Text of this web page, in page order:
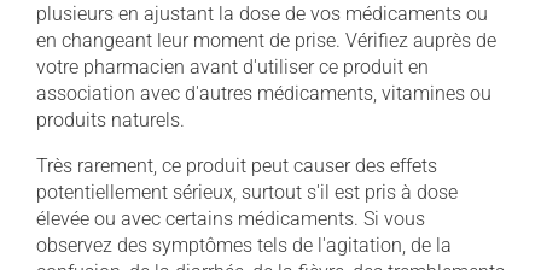
plusieurs en ajustant la dose de vos médicaments ou
en changeant leur moment de prise. Vérifiez auprès de
votre pharmacien avant d'utiliser ce produit en
association avec d'autres médicaments, vitamines ou
produits naturels.
Très rarement, ce produit peut causer des effets
potentiellement sérieux, surtout s'il est pris à dose
élevée ou avec certains médicaments. Si vous
observez des symptômes tels de l'agitation, de la